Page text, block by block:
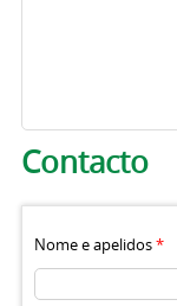
Pestanas
Contacto
Nome e apelidos*